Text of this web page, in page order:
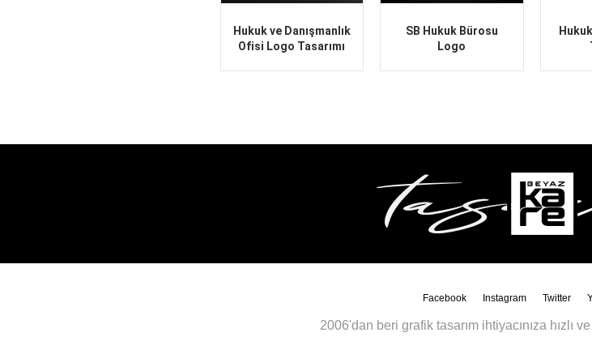
Hukuk ve Danışmanlık
Ofisi Logo Tasarımı
SB Hukuk Bürosu
Logo
Facebook Instagram Twitter
2006'dan beri grafik tasarım ihtiyacınıza hızlı